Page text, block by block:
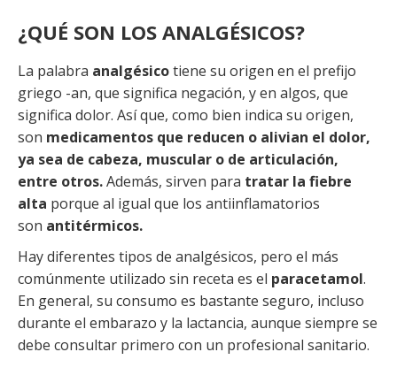
¿QUÉ SON LOS ANALGÉSICOS?
La palabra analgésicotiene su origen en el prefijo
griego -an, que significa negación, y en algos, que
significa dolor. Así que, como bien indica su origen,
son medicamentos que reducen o alivian el dolor,
ya sea de cabeza, muscular o de articulación,
entre otros.Además, sirven para tratar la fiebre
alta porque al igual que los antiinflamatorios
son antitérmicos.
Hay diferentes tipos de analgésicos, pero el más
comúnmente utilizado sin receta es el paracetamol.
En general, su consumo es bastante seguro, incluso
durante el embarazo y la lactancia, aunque siempre se
debe consultar primero con un profesional sanitario.